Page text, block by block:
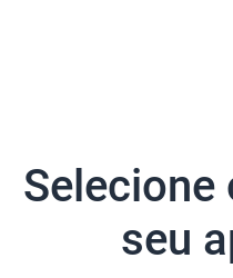
Selecione
seu